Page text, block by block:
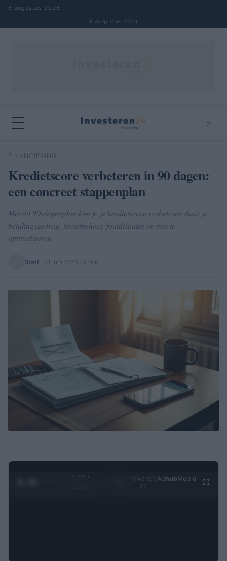
Naar inhoud springen
6 augustus 2026
6 augustus 2026
⌕
Zoeken
FINANCIERING
Kredietscore verbeteren in 90 dagen:
een concreet stappenplan
Met dit 90-dagenplan kun je je kredietscore verbeteren door je
betalingsgedrag, limietbeheer, foutdisputes en mix te
optimaliseren
Staff 14 juni 2026 · 3 min
0:28 /
Ad hubMedia